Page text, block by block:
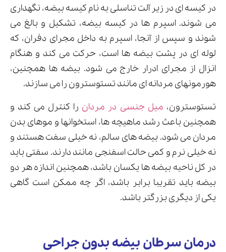
در کیسه ای در زیر آلت تناسلی به نام کیسه بیضه، نگهداری
می شوند. اسپرم ها در کیسه بیضه، تشکیل و بالغ می
شوند و سپس از آنجا، اسپرم به داخل مجرای دفران، که
لوله ای در پشت بیضه ها است، حرکت می کند و هنگام
انزال از مجرای ادرار خارج می شود. بیضه ها همچنین،
هورمونهای مردانه ای مانند تستوسترون را می سازند.
تستوسترون، میل جنسی در مردان را کنترل می کند و
همچنین باعث رشد ماهیچه ها، استخوانها و موهای بدن
مردان می شود. بیضه های سالم، نه خیلی سفت هستند و
نه خیلی نرم و کمی حالت اسفنجی مانند دارند. سفتی باید
در کل ناحیه بیضه ها یکسان باشد، همچنین اندازه هر دو
بیضه باید تقریبا برابر باشد، اگر چه ممکن است گاهی
یکی از دیگری بزرگتر باشد.
درمان سرطان بیضه بدون جراحی